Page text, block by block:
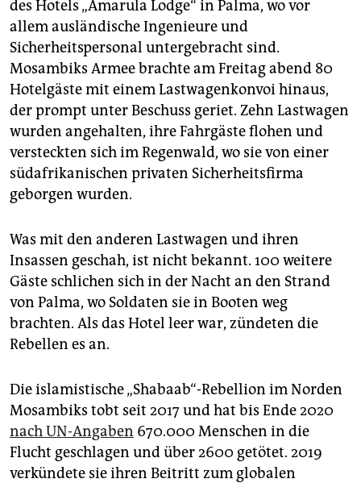
des Hotels „Amarula Lodge“ in Palma, wo vor
allem ausländische Ingenieure und
Sicherheitspersonal untergebracht sind.
Mosambiks Armee brachte am Freitag abend 80
Hotelgäste mit einem Lastwagenkonvoi hinaus,
der prompt unter Beschuss geriet. Zehn Lastwagen
wurden angehalten, ihre Fahrgäste flohen und
versteckten sich im Regenwald, wo sie von einer
südafrikanischen privaten Sicherheitsfirma
geborgen wurden.
Was mit den anderen Lastwagen und ihren
Insassen geschah, ist nicht bekannt. 100 weitere
Gäste schlichen sich in der Nacht an den Strand
von Palma, wo Soldaten sie in Booten weg
brachten. Als das Hotel leer war, zündeten die
Rebellen es an.
Die islamistische „Shabaab“-Rebellion im Norden
Mosambiks tobt seit 2017 und hat bis Ende 2020
nach UN-Angaben 670.000 Menschen in die
Flucht geschlagen und über 2600 getötet. 2019
verkündete sie ihren Beitritt zum globalen